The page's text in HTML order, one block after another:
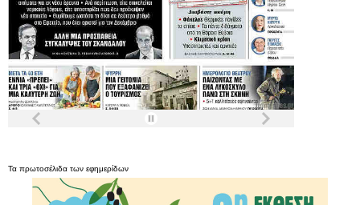
Τα πρωτοσέλιδα των εφημερίδων